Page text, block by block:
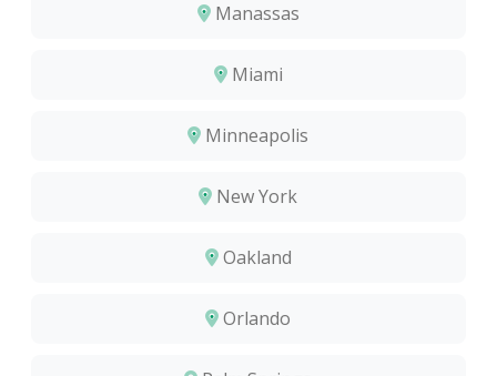
Manassas
Miami
Minneapolis
New York
Oakland
Orlando